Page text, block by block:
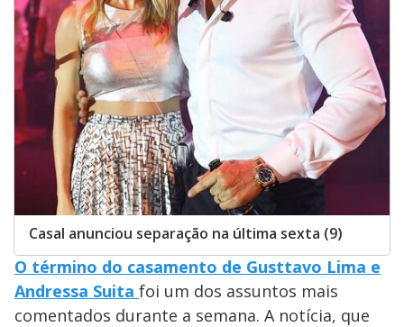
Casal anunciou separação na última sexta (9)
O término do casamento de Gusttavo Lima e
Andressa Suita foi um dos assuntos mais
comentados durante a semana. A notícia, que